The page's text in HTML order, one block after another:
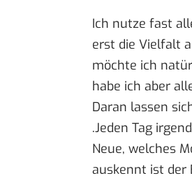
Ich nutze fast
erst die Vielfalt
möchte ich
habe ich aber
Daran lassen
.Jeden Tag
Neue, welches
auskennt ist der